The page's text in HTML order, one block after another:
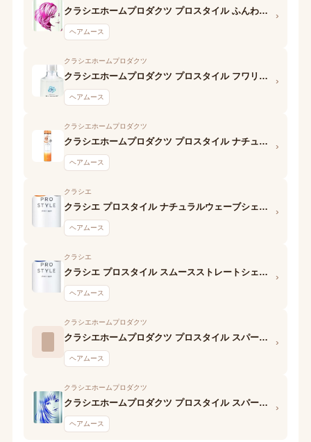
クラシエホームプロダクツ プロスタイル ふんわりボリュームアップフォーム
ヘアムース
›
クラシエホームプロダクツ
クラシエホームプロダクツ プロスタイル フワリエ 泡の前髪キーパー
ヘアムース
›
クラシエホームプロダクツ
クラシエホームプロダクツ プロスタイル ナチュラルウェーブ泡ワックス
ヘアムース
›
クラシエ
クラシエ プロスタイル ナチュラルウェーブシェイクムース
ヘアムース
›
クラシエ
クラシエ プロスタイル スムースストレートシェイクムース
ヘアムース
›
クラシエホームプロダクツ
クラシエホームプロダクツ プロスタイル スパークリングクリーミィホイップ(ニュアンスホールド)
ヘアムース
›
クラシエホームプロダクツ
クラシエホームプロダクツ プロスタイル スパークリングクリーミィホイップ(トリートメントグロス)
ヘアムース
›